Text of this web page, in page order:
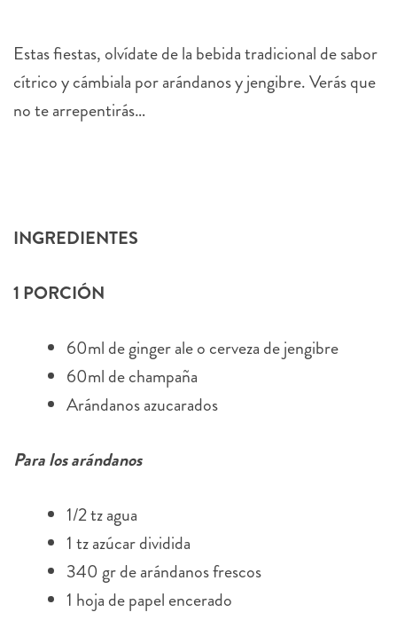
Estas fiestas, olvídate de la bebida tradicional de sabor
cítrico y cámbiala por arándanos y jengibre. Verás que
no te arrepentirás…
INGREDIENTES
1 PORCIÓN
60ml de ginger ale o cerveza de jengibre
60ml de champaña
Arándanos azucarados
Para los arándanos
1/2 tz agua
1 tz azúcar dividida
340 gr de arándanos frescos
1 hoja de papel encerado